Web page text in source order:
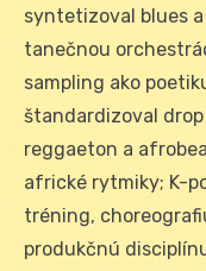
syntetizoval blues
tanečnou
sampling ako
štandardizoval
reggaeton a
africké rytmiky; K-
tréning,
produkčnú